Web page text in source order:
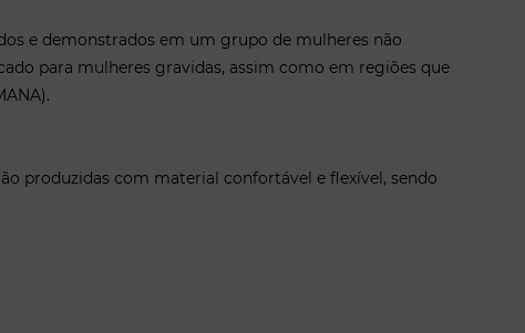
e demonstrados em um grupo de mulheres não
para mulheres gravidas, assim como em regiões que
produzidas com material confortável e flexível, sendo